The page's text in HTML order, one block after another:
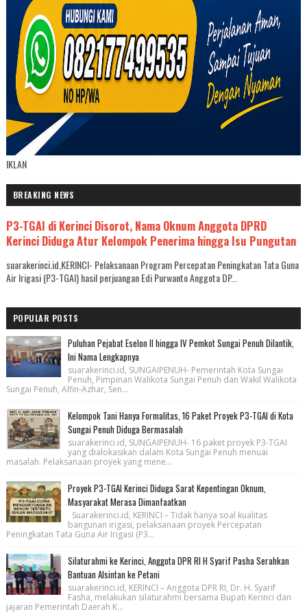
IKLAN
BREAKING NEWS
P3-TGAI di Kerinci Disorot, Nama Oknum Anggota DPRD
Kerinci Diduga Atur Kelompok Penerima hingga Isu Pungutan
suarakerinci.id,KERINCI- Pelaksanaan Program Percepatan Peningkatan Tata Guna
Air Irigasi (P3-TGAI) hasil perjuangan Edi Purwanto Anggota DP...
POPULAR POSTS
Puluhan Pejabat Eselon II hingga IV Pemkot Sungai Penuh Dilantik,
Ini Nama Lengkapnya
suarakerinci.id, SUNGAIPENUH- Pemerintah Kota Sungai
Penuh, Pimpinan Walikota Sungai Penuh dan Wakil Walikota
Sungai Penuh, Alfin-Azhar, Sen...
Kelompok Tani Hanya Formalitas, 16 Paket Proyek P3-TGAI di Kota
Sungai Penuh Diduga Bermasalah
suarakerinci.id, SUNGAIPENUH- 16 paket proyek P3-TGAI
yang dialokasikan dalam Kota Sungai Penuh menuai
masalah. Pelaksanaan proyek yang mene...
Proyek P3-TGAI Kerinci Diduga Sarat Kepentingan Oknum,
Masyarakat Merasa Dimanfaatkan
Suarakerinci.id, KERINCI – Tidak hanya soal kualitas
bangunan irigasi, pelaksanaan proyek Percepatan
Peningkatan Tata Guna Air Irigasi (P3...
Silaturahmi ke Kerinci, Anggota DPR RI H Syarif Pasha Serahkan
Bantuan Alsintan ke Petani
suarakerinci.id, KERINCI – Anggota DPR RI, Dr. H. Syarif
Fasha, melakukan silaturahmi bersama Bupati Kerinci dan
jajaran Pemerintah Daerah K...